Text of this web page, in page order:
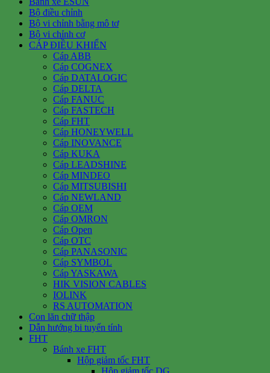
Bộ điều chỉnh
Bộ vi chỉnh bằng mô tơ
Bộ vi chỉnh cơ
CÁP ĐIỀU KHIỂN
Cáp ABB
Cáp COGNEX
Cáp DATALOGIC
Cáp DELTA
Cáp FANUC
Cáp FASTECH
Cáp FHT
Cáp HONEYWELL
Cáp INOVANCE
Cáp KUKA
Cáp LEADSHINE
Cáp MINDEO
Cáp MITSUBISHI
Cáp NEWLAND
Cáp OEM
Cáp OMRON
Cáp Open
Cáp OTC
Cáp PANASONIC
Cáp SYMBOL
Cáp YASKAWA
HIK VISION CABLES
IOLINK
RS AUTOMATION
Con lăn chữ thập
Dẫn hướng bi tuyến tính
FHT
Bánh xe FHT
Hộp giảm tốc FHT
Hộp giảm tốc DG